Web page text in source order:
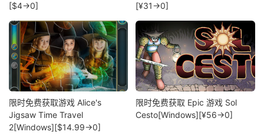
[$4→0]
[¥31→0]
限时免费获取游戏 Alice's
Jigsaw Time Travel
2[Windows][$14.99→0]
限时免费获取 Epic 游戏 Sol
Cesto[Windows][¥56→0]